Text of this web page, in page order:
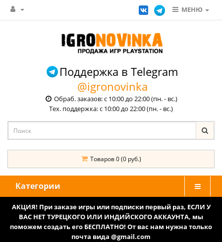
МЕНЮ
Поддержка в Telegram
@igronovinka
Обраб. заказов: с 10:00 до 22:00 (пн. - вс.)
Тех. поддержка: с 10:00 до 22:00 (пн. - вс.)
Товаров 0 (0 руб.)
Категории
АКЦИЯ! При заказе игры или подписки первый раз, ЕСЛИ У
ВАС НЕТ ТУРЕЦКОГО ИЛИ ИНДИЙСКОГО АККАУНТА, мы
поможем создать его БЕСПЛАТНО! От вас нам нужна только
почта вида @gmail.com